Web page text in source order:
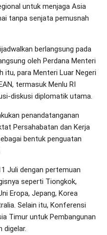
untuk menjaga Asia
tanpa senjata pemusnah
berlangsung pada
oleh Perdana Menteri
itu, para Menteri Luar Negeri
termasuk Menlu RI
diskusi diplomatik utama.
penandatanganan
Persahabatan dan Kerja
bentuk penguatan
Juli dengan pertemuan
seperti Tiongkok,
Eropa, Jepang, Korea
Selain itu, Konferensi
Timur untuk Pembangunan
digelar.